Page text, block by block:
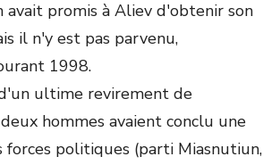
avait promis à Aliev d'obtenir son
il n'y est pas parvenu,
1998.
ultime revirement de
hommes avaient conclu une
forces politiques (parti Miasnutiun,